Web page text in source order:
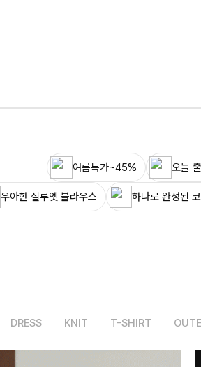
여름특가~45% 오늘
우아한 실루엣 블라우스 하나로 완성된
DRESS KNIT T-SHIRT